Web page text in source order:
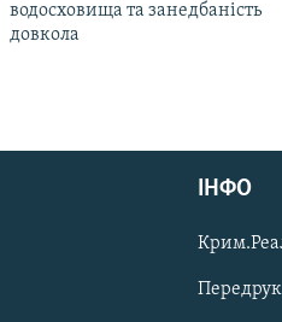
водосховища та занедбаність
довкола
ІНФО
Передрук